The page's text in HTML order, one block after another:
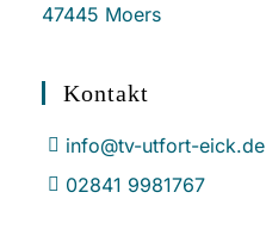
47445 Moers
Kontakt
info@tv-utfort-eick.de
02841 9981767